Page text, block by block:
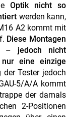
Optik nicht so
werden kann,
A2 kommt mit
Diese Montagen
– jedoch nicht
eine einzige
Tester jedoch
5/A/A kommt
der damals
2-Positionen